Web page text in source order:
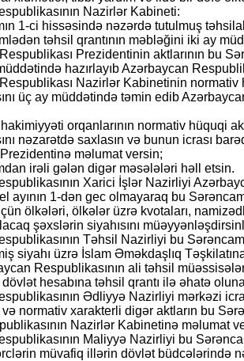
Nazirlər Kabineti:
1-ci hissəsində nəzərdə tutulmuş
təhsil qrantının məbləğini iki ay
Prezidentinin aktlarının bu
hazırlayıb Azərbaycan
Nazirlər Kabinetinin normativ
üç ay müddətində təmin edib
orqanlarının normativ hüquqi
nəzarətdə saxlasın və bunun icrası
Prezidentinə məlumat versin;
irəli gələn digər məsələləri həll etsin.
Xarici İşlər Nazirliyi
ayının 1-dən gec olmayaraq bu
ölkələri, ölkələr üzrə kvotaları,
şəxslərin siyahısını
Təhsil Nazirliyi bu
siyahı üzrə İslam Əməkdaşlıq
Respublikasının ali təhsil
hesabına təhsil qrantı ilə əhatə
Ədliyyə Nazirliyi mərkəzi
və normativ xarakterli digər aktların bu
Nazirlər Kabinetinə məlumat
Maliyyə Nazirliyi bu
müvafiq illərin dövlət büdcələrində